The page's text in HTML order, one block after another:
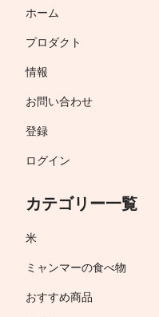
ホーム
プロダクト
情報
お問い合わせ
登録
ログイン
カテゴリー一覧
米
ミャンマーの食べ物
おすすめ商品